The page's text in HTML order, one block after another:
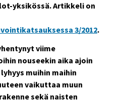
yksikössä. Artikkeli on
3/2012.
viime
nouseekin aika ajoin
muihin maihin
vaikuttaa muun
sekä naisten